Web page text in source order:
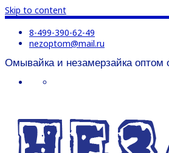
Skip to content
8-499-390-62-49
nezoptom@mail.ru
Омывайка и незамерзайка оптом